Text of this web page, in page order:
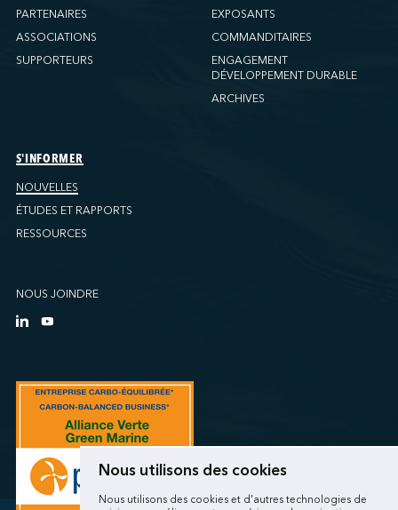
Nous utilisons des cookies
Nous utilisons des cookies et d'autres technologies de
PARTENAIRES
ASSOCIATIONS
SUPPORTEURS
EXPOSANTS
COMMANDITAIRES
ENGAGEMENT
DÉVELOPPEMENT DURABLE
ARCHIVES
S'INFORMER
NOUVELLES
ÉTUDES ET RAPPORTS
RESSOURCES
NOUS JOINDRE